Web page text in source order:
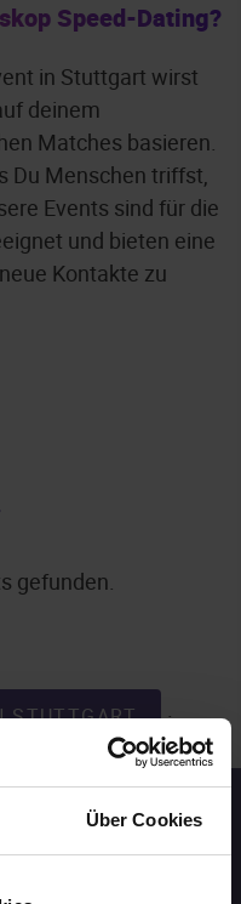
Über Cookies
Speed-Dating?
in Stuttgart wirst
deinem
Matches basieren.
Du Menschen triffst,
Events sind für die
und bieten eine
Kontakte zu
gefunden.
STUTTGART .